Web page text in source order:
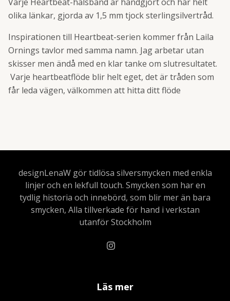
olika länkar, gjorda av 1,5 mm tjock sterlingsilvertråd.
Inspirationen till Heartbeat-serien kommer från Laila
Ornings tavlor med samma namn. Jag arbetar utan
skisser men ändå med en klar tanke om slutresultatet.
Varje heartbeatflöde blir helt eget, det är tråden som
får leda vägen, välkommen att hitta ditt flöde
designLenaW gör tidlösa silversmycken med enkla
linjer och en lekfull touch. Smycken som har en
tydlig historia och innebörd, som blir mer än bara
smycken, Alla tillverkade för hand i verkstan
utanför Stockholm
Läs mer